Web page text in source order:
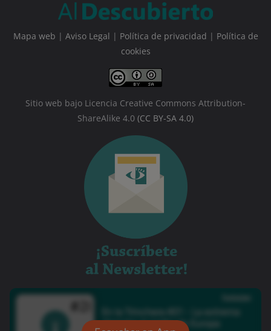
Mapa web | Aviso Legal | Política de privacidad | Política de
cookies
Sitio web bajo Licencia Creative Commons Attribution-
ShareAlike 4.0 (CC BY-SA 4.0)